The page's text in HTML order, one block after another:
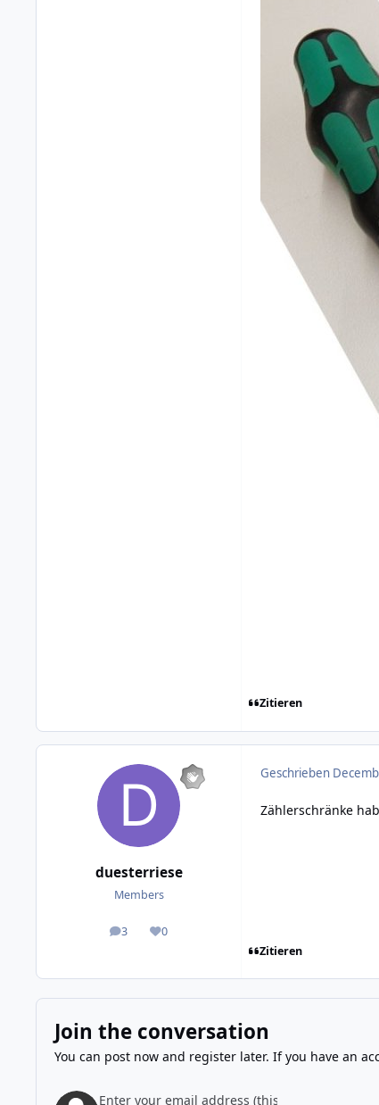
Zitieren
duesterriese
Members
3
posts 0
Reputation
Geschrieben
Zählerschränke
Zitieren
Join the conversation
You can post now and register later. If you have an